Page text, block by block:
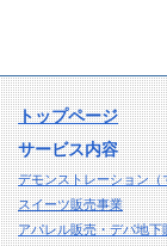
トップページ
サービス内容
デモンストレーション（
スイーツ販売事業
アパレル販売・デパ地下